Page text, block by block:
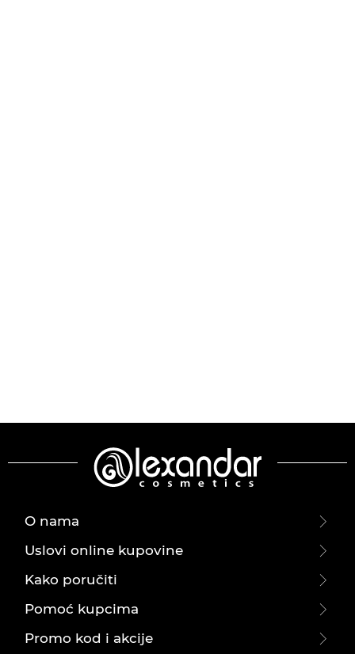
O nama
Uslovi online kupovine
Kako poručiti
Pomoć kupcima
Promo kod i akcije